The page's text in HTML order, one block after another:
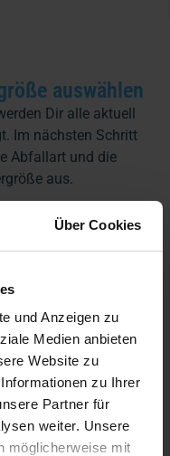
Über Cookies
und Anzeigen zu
Medien anbieten
Website zu
zu Ihrer
Partner für
weiter. Unsere
möglicherweise mit
auswählen
Dir alle aktuell
Im nächsten Schritt
Abfallart und die
aus.
sowie der
vor Ort ab. Deine
z. B. per Kreditkarte
sofort loslegen!